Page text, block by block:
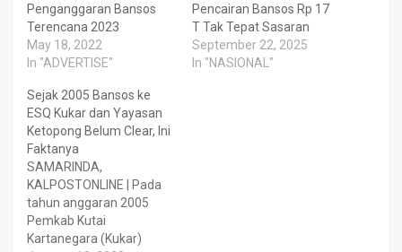
Penganggaran Bansos
Terencana 2023
May 18, 2022
In "ADVERTISE"
Pencairan Bansos Rp 17
T Tak Tepat Sasaran
September 22, 2025
In "NASIONAL"
Sejak 2005 Bansos ke
ESQ Kukar dan Yayasan
Ketopong Belum Clear, Ini
Faktanya
SAMARINDA,
KALPOSTONLINE | Pada
tahun anggaran 2005
Pemkab Kutai
Kartanegara (Kukar)